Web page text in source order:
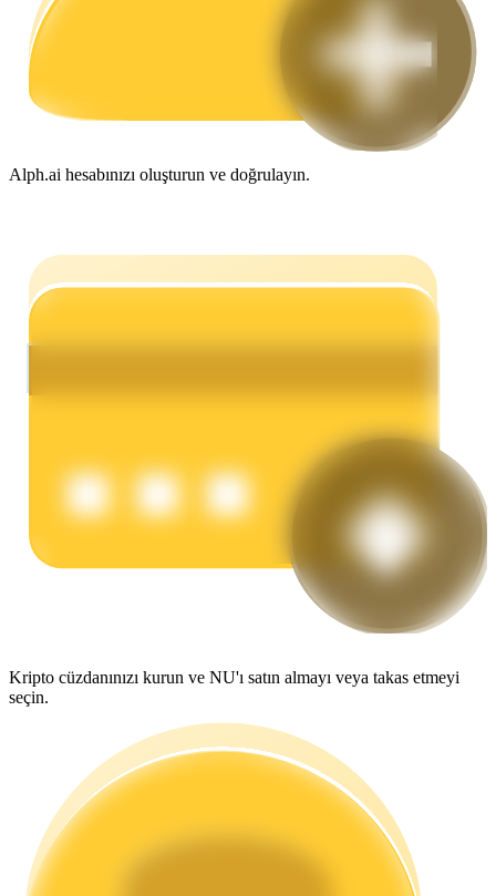
Nasıl kârlı kalabileceğinizi öğrenin
Power Piggy
Alph.ai hesabınızı oluşturun ve doğrulayın.
Kripto cüzdanınızı kurun ve NU'ı satın almayı veya takas etmeyi
seçin.